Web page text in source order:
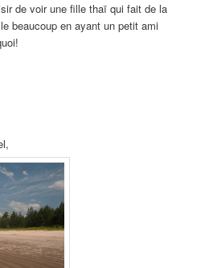
de voir une fille thaï qui fait de la
beaucoup en ayant un petit ami